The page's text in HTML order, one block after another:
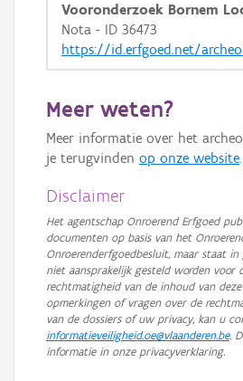
Vooronderzoek Bornem
Nota - ID 36473
https://id.erfgoed.net/
Meer weten?
Meer informatie over het
je terugvinden op onze website.
Disclaimer
Het agentschap Onroerend Erfgoed
documenten op basis van het
Onroerenderfgoedbesluit, maar staat
niet aansprakelijk gesteld worden voor
rechtmatigheid van de inhoud van
opmerkingen of vragen over de
van de dossiers of uw privacy, kan u
informatieveiligheid.oe@vlaanderen.be.
informatie in onze privacyverklaring.